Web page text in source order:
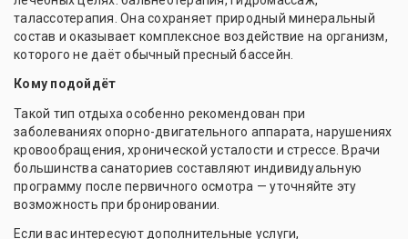
талассотерапия. Она сохраняет природный минеральный
состав и оказывает комплексное воздействие на организм,
которого не даёт обычный пресный бассейн.
Кому подойдёт
Такой тип отдыха особенно рекомендован при
заболеваниях опорно-двигательного аппарата, нарушениях
кровообращения, хронической усталости и стрессе. Врачи
большинства санаториев составляют индивидуальную
программу после первичного осмотра — уточняйте эту
возможность при бронировании.
Если вас интересуют дополнительные услуги,